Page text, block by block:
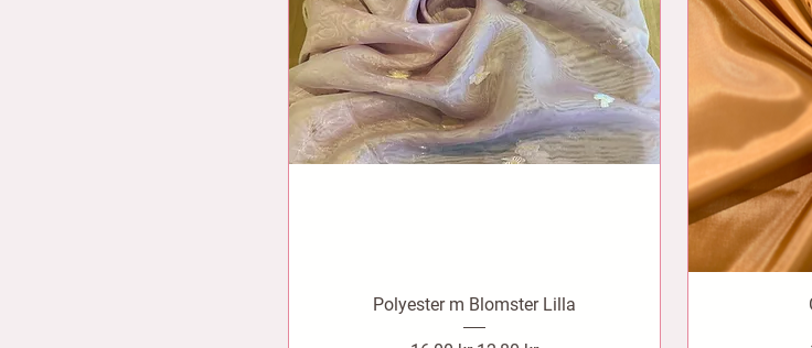
Polyester m Blomster Lilla